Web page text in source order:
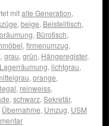
mitalte Generation,
, beige, Beistelltisch,
, Bürotisch,
, firmenumzug,
, grau, grün, Hängeregister,
Lagerräumung, lichtgrau,
, orange,
, reinweiss,
, schwarz, Sekretär,
Übernahme, Umzug, USM